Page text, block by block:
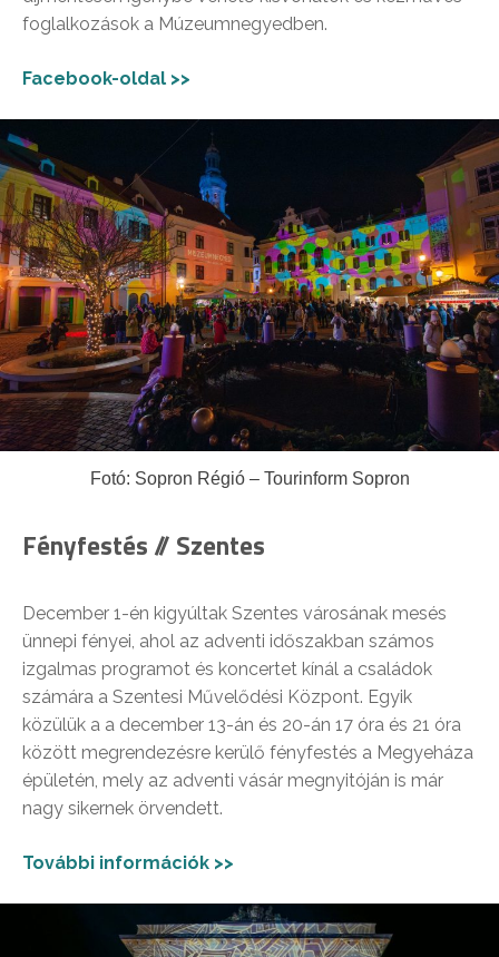
foglalkozások a Múzeumnegyedben.
Facebook-oldal >>
Fotó: Sopron Régió – Tourinform Sopron
Fényfestés // Szentes
December 1-én kigyúltak Szentes városának mesés
ünnepi fényei, ahol az adventi időszakban számos
izgalmas programot és koncertet kínál a családok
számára a Szentesi Művelődési Központ. Egyik
közülük a a december 13-án és 20-án 17 óra és 21 óra
között megrendezésre kerülő fényfestés a Megyeháza
épületén, mely az adventi vásár megnyitóján is már
nagy sikernek örvendett.
További információk >>